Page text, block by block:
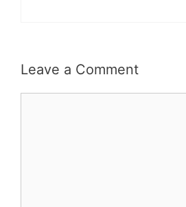
Leave a Comment